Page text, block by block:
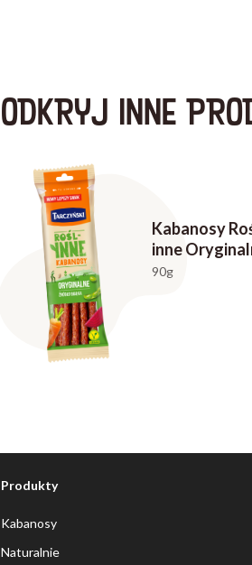
ODKRYJ INNE
Kabanosy
inne
90g
Produkty
Kabanosy
Naturalnie